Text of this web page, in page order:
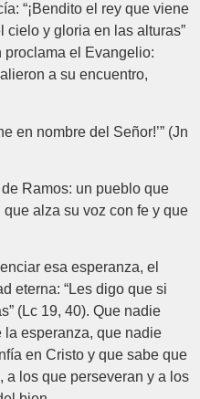
“¡Bendito el rey que viene
cielo y gloria en las alturas”
proclama el Evangelio:
a su encuentro,
en nombre del Señor!’” (Jn
Ramos: un pueblo que
alza su voz con fe y que
esa esperanza, el
eterna: “Les digo que si
(Lc 19, 40). Que nadie
esperanza, que nadie
en Cristo y que sabe que
a los que perseveran y a los